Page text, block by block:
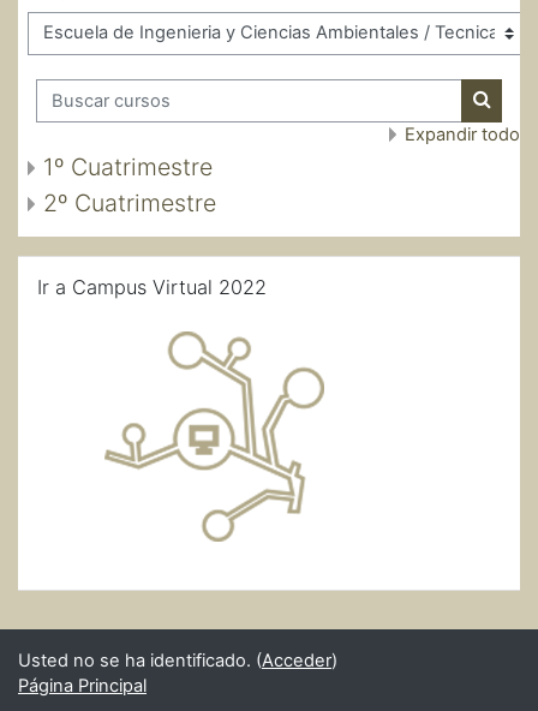
Buscar cursos
Expandir todo
1º Cuatrimestre
2º Cuatrimestre
Ir a Campus Virtual 2022
Usted no se ha identificado. (Acceder)
Página Principal